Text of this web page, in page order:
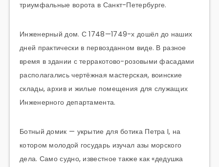
триумфальные ворота в Санкт-Петербурге.
Инженерный дом. С 1748—1749-х дошёл до наших
дней практически в первозданном виде. В разное
время в здании с терракотово-розовыми фасадами
располагались чертёжная мастерская, воинские
склады, архив и жилые помещения для служащих
Инженерного департамента.
Ботный домик — укрытие для ботика Петра I, на
котором молодой государь изучал азы морского
дела. Само судно, известное также как «дедушка